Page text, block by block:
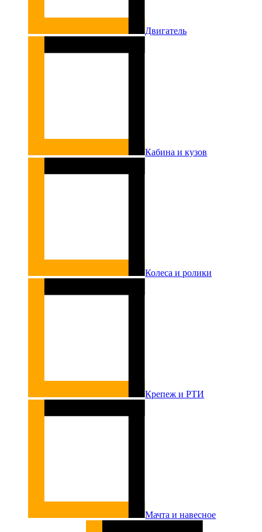
Двигатель
Кабина и кузов
Колеса и ролики
Крепеж и РТИ
Мачта и навесное